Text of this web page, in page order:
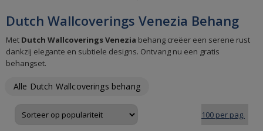
Dutch Wallcoverings Venezia Behang
Met Dutch Wallcoverings Venezia behang creëer een serene rust
dankzij elegante en subtiele designs. Ontvang nu een gratis
behangset.
Alle Dutch Wallcoverings behang